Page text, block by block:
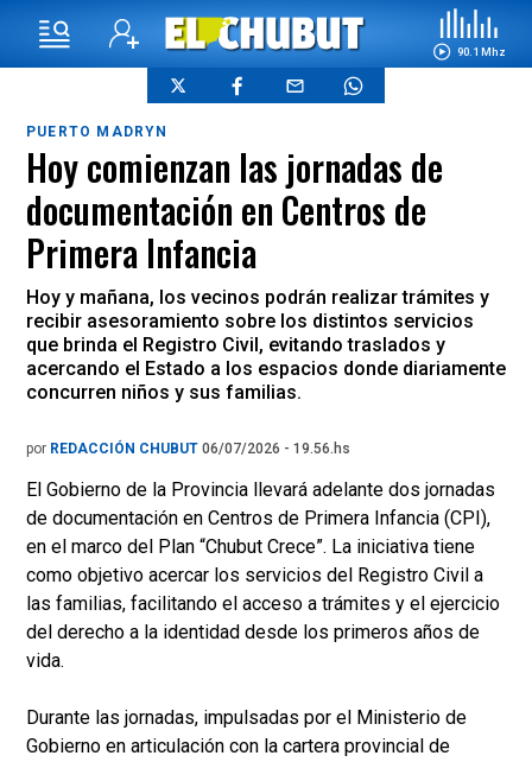
90.1 Mhz
PUERTO MADRYN
Hoy comienzan las jornadas de
documentación en Centros de
Primera Infancia
Hoy y mañana, los vecinos podrán realizar trámites y
recibir asesoramiento sobre los distintos servicios
que brinda el Registro Civil, evitando traslados y
acercando el Estado a los espacios donde diariamente
concurren niños y sus familias.
por REDACCIÓN CHUBUT 06/07/2026 - 19.56.hs
El Gobierno de la Provincia llevará adelante dos jornadas
de documentación en Centros de Primera Infancia (CPI),
en el marco del Plan “Chubut Crece”. La iniciativa tiene
como objetivo acercar los servicios del Registro Civil a
las familias, facilitando el acceso a trámites y el ejercicio
del derecho a la identidad desde los primeros años de
vida.
Durante las jornadas, impulsadas por el Ministerio de
Gobierno en articulación con la cartera provincial de